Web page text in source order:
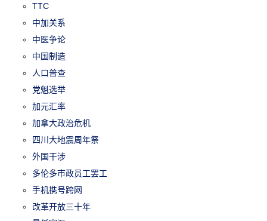
TTC
中加关系
中医争论
中国制造
人口普查
党魁选举
加元汇率
加拿大政治危机
四川大地震周年祭
外国干涉
多伦多市政员工罢工
手机携号跨网
改革开放三十年